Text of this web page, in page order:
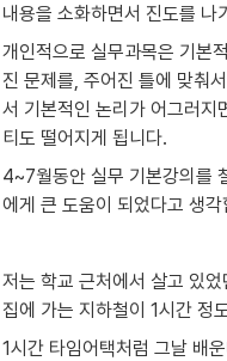
내용을 소화하면서 진도를 나
개인적으로 실무과목은 기본
진 문제를, 주어진 틀에 맞춰
서 기본적인 논리가 어그러지
티도 떨어지게 됩니다.
4~7월동안 실무 기본강의를
에게 큰 도움이 되었다고 생각
저는 학교 근처에서 살고 있
집에 가는 지하철이 1시간 정
1시간 타임어택처럼 그날 배